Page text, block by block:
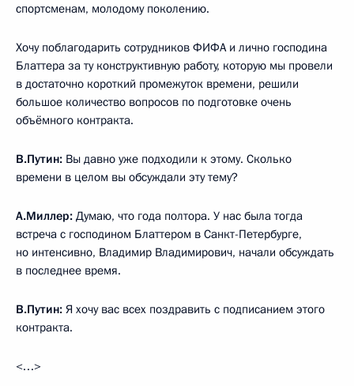
спортсменам, молодому поколению.
Хочу поблагодарить сотрудников ФИФА и лично господина
Блаттера за ту конструктивную работу, которую мы провели
в достаточно короткий промежуток времени, решили
большое количество вопросов по подготовке очень
объёмного контракта.
В.Путин: Вы давно уже подходили к этому. Сколько
времени в целом вы обсуждали эту тему?
А.Миллер: Думаю, что года полтора. У нас была тогда
встреча с господином Блаттером в Санкт-Петербурге,
но интенсивно, Владимир Владимирович, начали обсуждать
в последнее время.
В.Путин: Я хочу вас всех поздравить с подписанием этого
контракта.
<…>